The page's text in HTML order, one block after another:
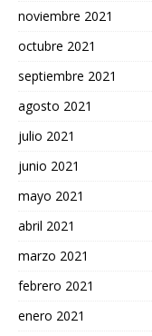
noviembre 2021
octubre 2021
septiembre 2021
agosto 2021
julio 2021
junio 2021
mayo 2021
abril 2021
marzo 2021
febrero 2021
enero 2021